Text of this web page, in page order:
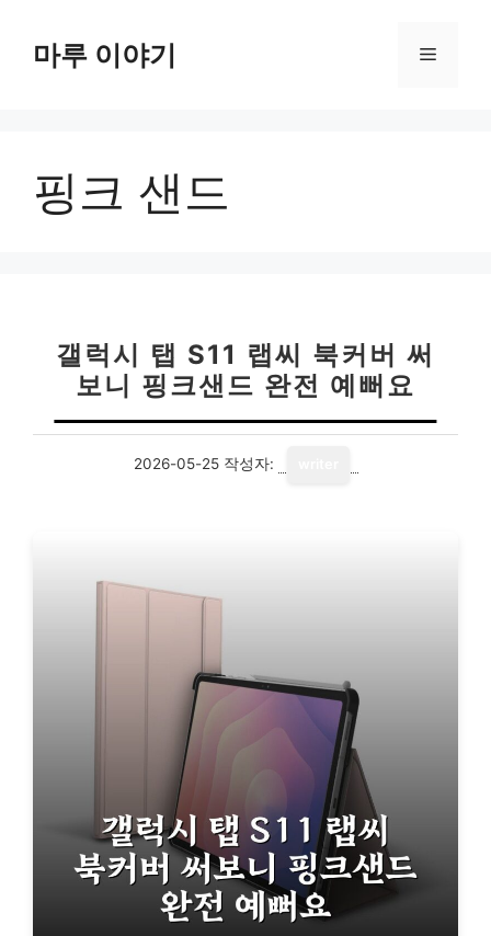
마루 이야기 메
핑크 샌드
갤럭시 탭 S11 랩씨 북커버 써
보니 핑크샌드 완전 예뻐요
2026-05-25 작성자: